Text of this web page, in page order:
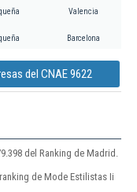
Valencia
Barcelona
del CNAE 9622
del Ranking de Madrid.
de Mode Estilistas Ii